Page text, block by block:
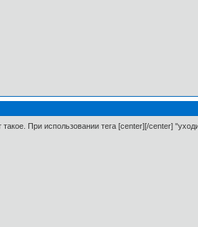
При использовании тега [center][/center]